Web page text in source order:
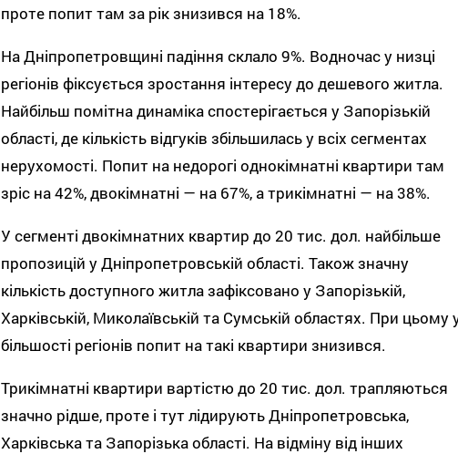
проте попит там за рік знизився на 18%.
На Дніпропетровщині падіння склало 9%. Водночас у низці
регіонів фіксується зростання інтересу до дешевого житла.
Найбільш помітна динаміка спостерігається у Запорізькій
області, де кількість відгуків збільшилась у всіх сегментах
нерухомості. Попит на недорогі однокімнатні квартири там
зріс на 42%, двокімнатні — на 67%, а трикімнатні — на 38%.
У сегменті двокімнатних квартир до 20 тис. дол. найбільше
пропозицій у Дніпропетровській області. Також значну
кількість доступного житла зафіксовано у Запорізькій,
Харківській, Миколаївській та Сумській областях. При цьому
більшості регіонів попит на такі квартири знизився.
Трикімнатні квартири вартістю до 20 тис. дол. трапляються
значно рідше, проте і тут лідирують Дніпропетровська,
Харківська та Запорізька області. На відміну від інших